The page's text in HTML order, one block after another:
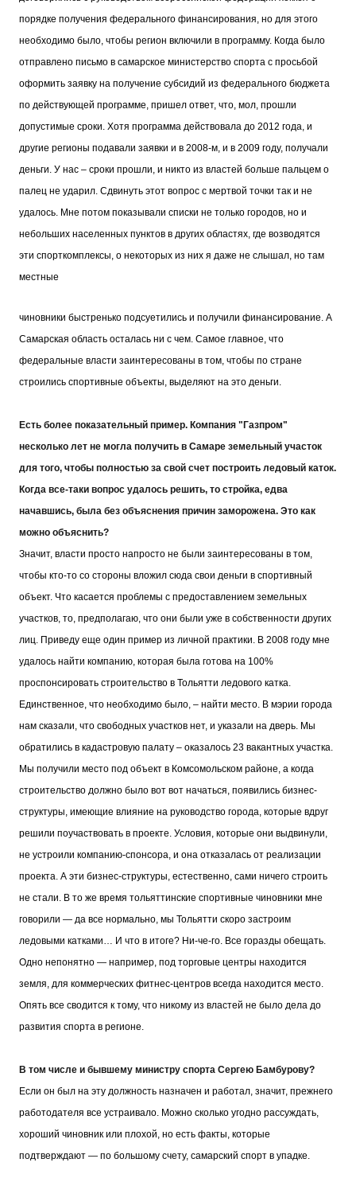
порядке получения федерального финансирования, но для этого
необходимо было, чтобы регион включили в программу. Когда было
отправлено письмо в самарское министерство спорта с просьбой
оформить заявку на получение субсидий из федерального бюджета
по действующей программе, пришел ответ, что, мол, прошли
допустимые сроки. Хотя программа действовала до 2012 года, и
другие регионы подавали заявки и в 2008-м, и в 2009 году, получали
деньги. У нас – сроки прошли, и никто из властей больше пальцем о
палец не ударил. Сдвинуть этот вопрос с мертвой точки так и не
удалось. Мне потом показывали списки не только городов, но и
небольших населенных пунктов в других областях, где возводятся
эти спорткомплексы, о некоторых из них я даже не слышал, но там
местные
чиновники быстренько подсуетились и получили финансирование. А
Самарская область осталась ни с чем. Самое главное, что
федеральные власти заинтересованы в том, чтобы по стране
строились спортивные объекты, выделяют на это деньги.
Есть более показательный пример. Компания "Газпром"
несколько лет не могла получить в Самаре земельный участок
для того, чтобы полностью за свой счет построить ледовый каток.
Когда все-таки вопрос удалось решить, то стройка, едва
начавшись, была без объяснения причин заморожена. Это как
можно объяснить?
Значит, власти просто напросто не были заинтересованы в том,
чтобы кто-то со стороны вложил сюда свои деньги в спортивный
объект. Что касается проблемы с предоставлением земельных
участков, то, предполагаю, что они были уже в собственности других
лиц. Приведу еще один пример из личной практики. В 2008 году мне
удалось найти компанию, которая была готова на 100%
проспонсировать строительство в Тольятти ледового катка.
Единственное, что необходимо было, – найти место. В мэрии города
нам сказали, что свободных участков нет, и указали на дверь. Мы
обратились в кадастровую палату – оказалось 23 вакантных участка.
Мы получили место под объект в Комсомольском районе, а когда
строительство должно было вот вот начаться, появились бизнес-
структуры, имеющие влияние на руководство города, которые вдруг
решили поучаствовать в проекте. Условия, которые они выдвинули,
не устроили компанию-спонсора, и она отказалась от реализации
проекта. А эти бизнес-структуры, естественно, сами ничего строить
не стали. В то же время тольяттинские спортивные чиновники мне
говорили — да все нормально, мы Тольятти скоро застроим
ледовыми катками… И что в итоге? Ни-че-го. Все горазды обещать.
Одно непонятно — например, под торговые центры находится
земля, для коммерческих фитнес-центров всегда находится место.
Опять все сводится к тому, что никому из властей не было дела до
развития спорта в регионе.
В том числе и бывшему министру спорта Сергею Бамбурову?
Если он был на эту должность назначен и работал, значит, прежнего
работодателя все устраивало. Можно сколько угодно рассуждать,
хороший чиновник или плохой, но есть факты, которые
подтверждают — по большому счету, самарский спорт в упадке.